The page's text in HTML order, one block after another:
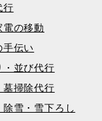
行
電の移動
手伝い
・並び代行
墓掃除代行
除雪・雪下ろし